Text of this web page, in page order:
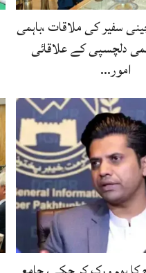
سفیر کی ملاقات ،باہمی
دلچسپی کے علاقائی
امور…